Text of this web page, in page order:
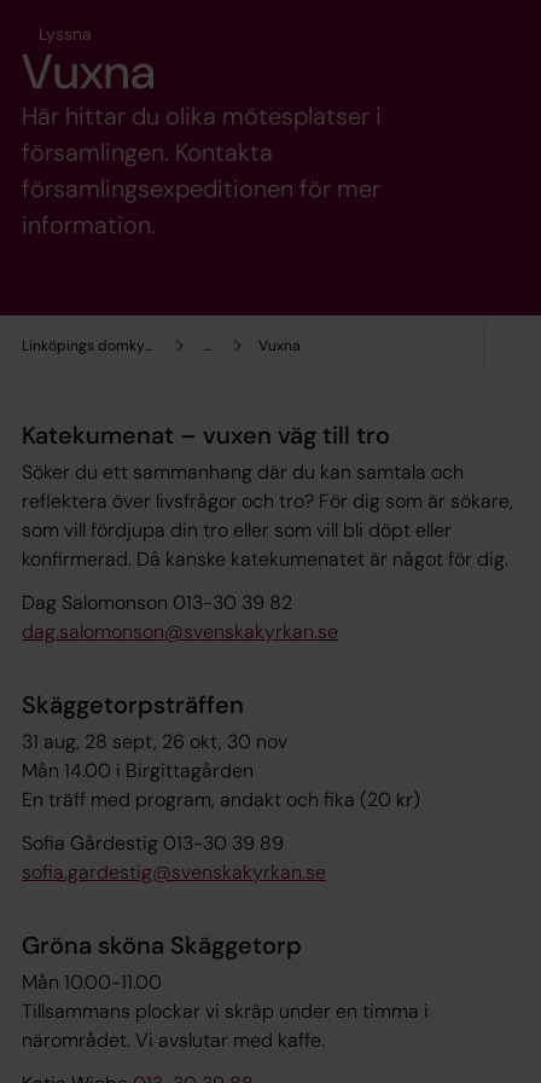
Linköpings domkyrkopastorat ... Vuxna
Lyssna
Vuxna
Här hittar du olika mötesplatser i
församlingen. Kontakta
församlingsexpeditionen för mer
information.
Katekumenat – vuxen väg till tro
Söker du ett sammanhang där du kan samtala och
reflektera över livsfrågor och tro? För dig som är sökare,
som vill fördjupa din tro eller som vill bli döpt eller
konfirmerad. Då kanske katekumenatet är något för dig.
Dag Salomonson 013-30 39 82
dag.salomonson@svenskakyrkan.se
Skäggetorpsträffen
31 aug, 28 sept, 26 okt, 30 nov
Mån 14.00 i Birgittagården
En träff med program, andakt och fika (20 kr)
Sofia Gårdestig 013-30 39 89
sofia.gardestig@svenskakyrkan.se
Gröna sköna Skäggetorp
Mån 10.00-11.00
Tillsammans plockar vi skräp under en timma i
närområdet. Vi avslutar med kaffe.